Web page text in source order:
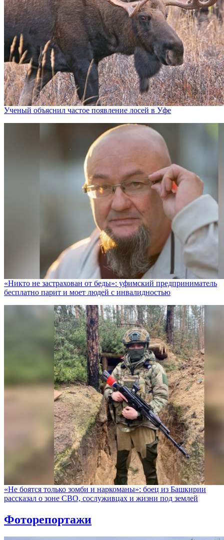
Ученый объяснил частое появление лосей в Уфе
«Никто не заcтрахован от беды»: уфимский предприниматель
бесплатно парит и моет людей с инвалидностью
«Не боятся только зомби и наркоманы»: боец из Башкирии
рассказал о зоне СВО, сослуживцах и жизни под землей
Фоторепортажи